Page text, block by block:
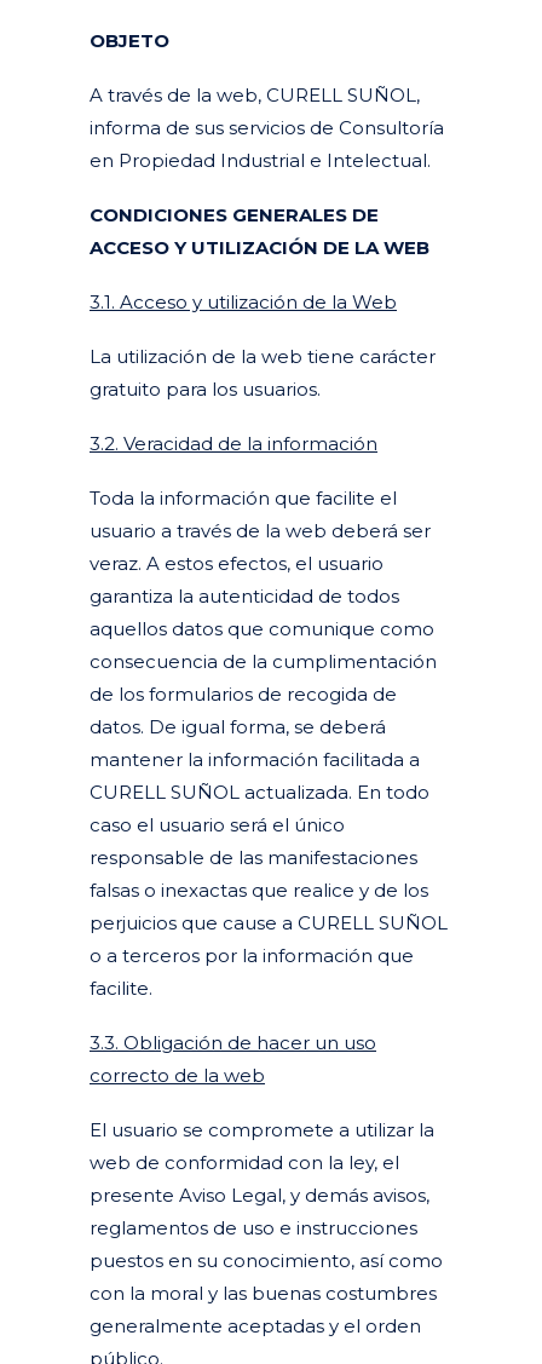
OBJETO
A través de la web, CURELL SUÑOL,
informa de sus servicios de Consultoría
en Propiedad Industrial e Intelectual.
CONDICIONES GENERALES DE
ACCESO Y UTILIZACIÓN DE LA WEB
3.1. Acceso y utilización de la Web
La utilización de la web tiene carácter
gratuito para los usuarios.
3.2. Veracidad de la información
Toda la información que facilite el
usuario a través de la web deberá ser
veraz. A estos efectos, el usuario
garantiza la autenticidad de todos
aquellos datos que comunique como
consecuencia de la cumplimentación
de los formularios de recogida de
datos. De igual forma, se deberá
mantener la información facilitada a
CURELL SUÑOL actualizada. En todo
caso el usuario será el único
responsable de las manifestaciones
falsas o inexactas que realice y de los
perjuicios que cause a CURELL SUÑOL
o a terceros por la información que
facilite.
3.3. Obligación de hacer un uso
correcto de la web
El usuario se compromete a utilizar la
web de conformidad con la ley, el
presente Aviso Legal, y demás avisos,
reglamentos de uso e instrucciones
puestos en su conocimiento, así como
con la moral y las buenas costumbres
generalmente aceptadas y el orden
público.